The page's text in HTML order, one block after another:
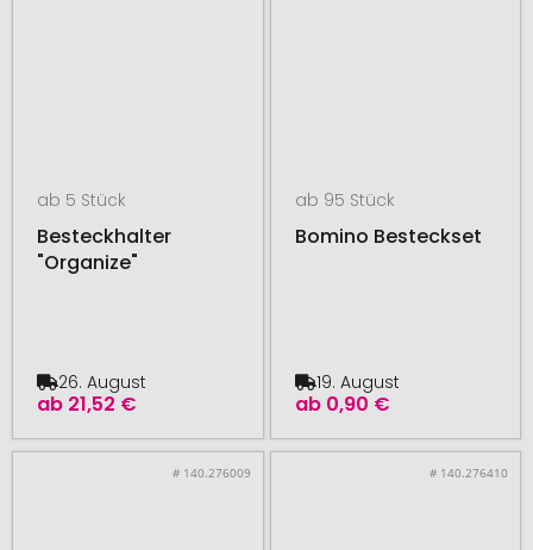
ab 5 Stück
Besteckhalter
"Organize"
ab 21,52 €
26. August
ab 95 Stück
Bomino Besteckset
ab 0,90 €
19. August
# 140.276009 # 140.276410